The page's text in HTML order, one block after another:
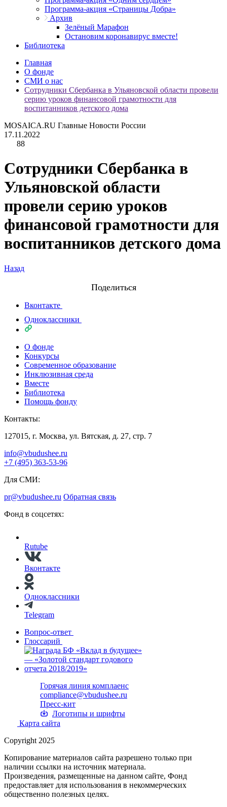
Программа-акция «Страницы Добра»
Архив
Зелёный Марафон
Остановим коронавирус вместе!
Библиотека
Главная
О фонде
СМИ о нас
Сотрудники Сбербанка в Ульяновской области провели
серию уроков финансовой грамотности для
воспитанников детского дома
MOSAICA.RU Главные Новости России
17.11.2022
88
Сотрудники Сбербанка в
Ульяновской области
провели серию уроков
финансовой грамотности для
воспитанников детского дома
Назад
Поделиться
Вконтакте
Одноклассники
О фонде
Конкурсы
Современное образование
Инклюзивная среда
Вместе
Библиотека
Помощь фонду
Контакты:
127015, г. Москва, ул. Вятская, д. 27, стр. 7
info@vbudushee.ru
+7 (495) 363-53-96
Для СМИ:
pr@vbudushee.ru Обратная связь
Фонд в соцсетях:
Rutube
Вконтакте
Одноклассники
Telegram
Вопрос-ответ
Глоссарий
Горячая линия комплаенс
compliance@vbudushee.ru
Пресс-кит
Логотипы и шрифты
Карта сайта
Copyright 2025
Копирование материалов сайта разрешено только при
наличии ссылки на источник материала.
Произведения, размещенные на данном сайте, Фонд
предоставляет для использования в некоммерческих
общественно полезных целях.